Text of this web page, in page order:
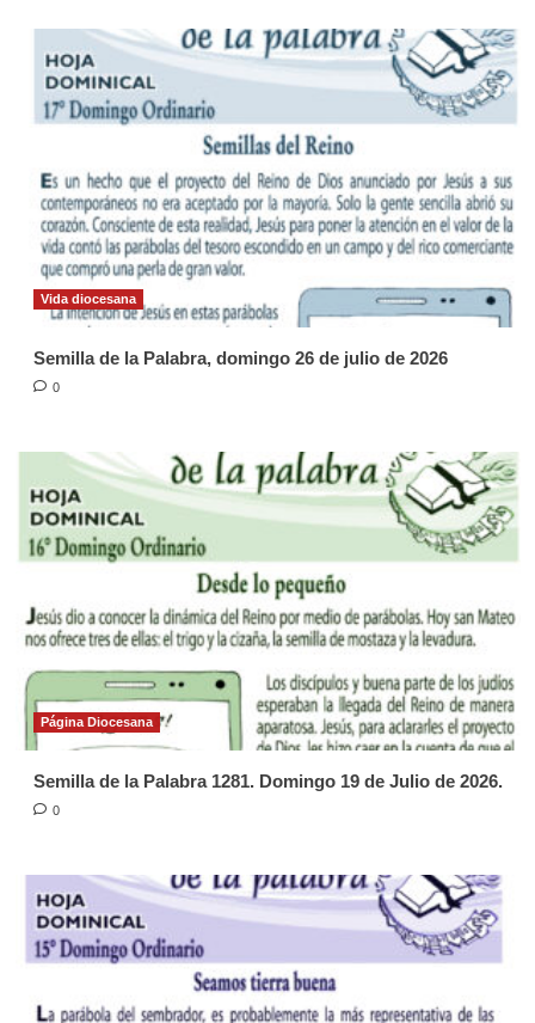
Vida diocesana
Semilla de la Palabra, domingo 26 de julio de 2026
0
Página Diocesana
Semilla de la Palabra 1281. Domingo 19 de Julio de 2026.
0